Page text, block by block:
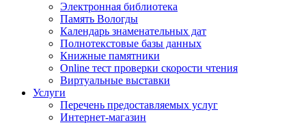
Электронная библиотека
Память Вологды
Календарь знаменательных дат
Полнотекстовые базы данных
Книжные памятники
Online тест проверки скорости чтения
Виртуальные выставки
Услуги
Перечень предоставляемых услуг
Интернет-магазин